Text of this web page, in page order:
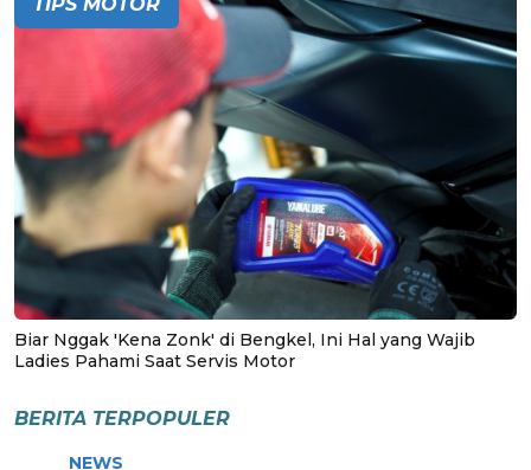
Biar Nggak 'Kena Zonk' di Bengkel, Ini Hal yang Wajib
Ladies Pahami Saat Servis Motor
BERITA TERPOPULER
NEWS